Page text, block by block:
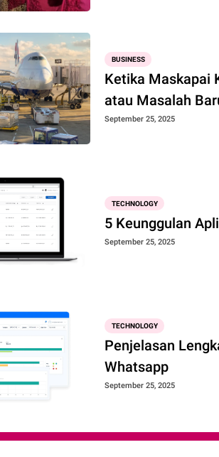
BUSINESS
Ketika Maskapai
atau Masalah
September 25, 2025
TECHNOLOGY
5 Keunggulan
September 25, 2025
TECHNOLOGY
Penjelasan
Whatsapp
September 25, 2025